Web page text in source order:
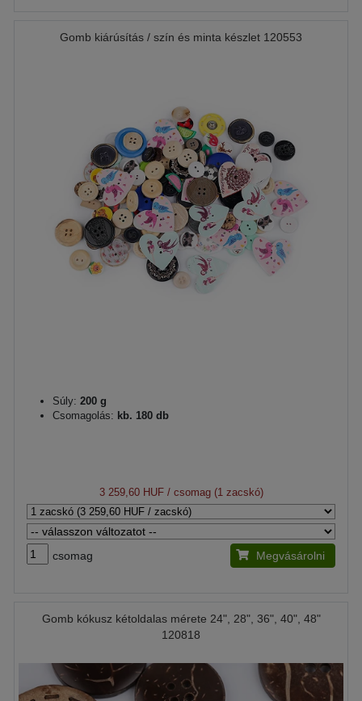
Gomb kiárúsítás / szín és minta készlet 120553
Súly: 200 g
Csomagolás: kb. 180 db
3 259,60 HUF/ csomag (1 zacskó)
csomag Megvásárolni
Gomb kókusz kétoldalas mérete 24", 28", 36", 40", 48"
120818